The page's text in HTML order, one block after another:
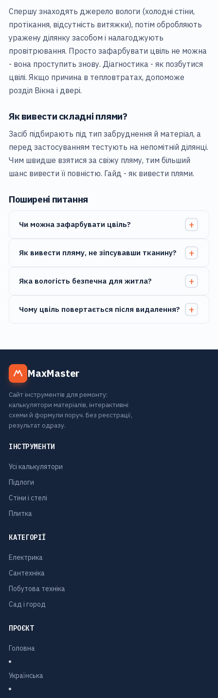
Спершу знаходять джерело вологи (холодні стіни,
протікання, відсутність витяжки), потім обробляють
уражену ділянку засобом і налагоджують
провітрювання. Просто зафарбувати цвіль не можна
- вона проступить знову. Діагностика - як позбутися
цвілі. Якщо причина в тепловтратах, допоможе
розділ Вікна і двері.
Як вивести складні плями?
Засіб підбирають під тип забруднення й матеріал, а
перед застосуванням тестують на непомітній ділянці.
Чим швидше взятися за свіжу пляму, тим більший
шанс вивести її повністю. Гайд - як вивести плями.
Поширені питання
Чи можна зафарбувати цвіль?
Як вивести пляму, не зіпсувавши тканину?
Яка вологість безпечна для житла?
Чому цвіль повертається після видалення?
MaxMaster
Сайт інструментів для ремонту:
калькулятори матеріалів, інтерактивні
схеми й формули поруч. Без реєстрації,
результат одразу.
ІНСТРУМЕНТИ
Усі калькулятори
Підлоги
Стіни і стелі
Плитка
КАТЕГОРІЇ
Електрика
Сантехніка
Побутова техніка
Сад і город
ПРОЄКТ
Головна
Українська